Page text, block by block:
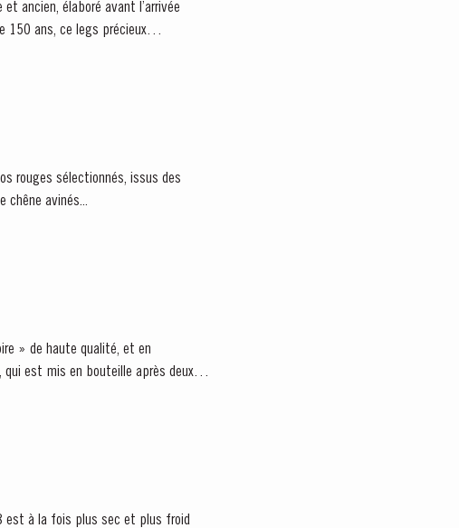
ancien, élaboré avant l’arrivée
150 ans, ce legs précieux
rouges sélectionnés, issus des
chêne avinés...
» de haute qualité, et en
est mis en bouteille après deux
est à la fois plus sec et plus froid